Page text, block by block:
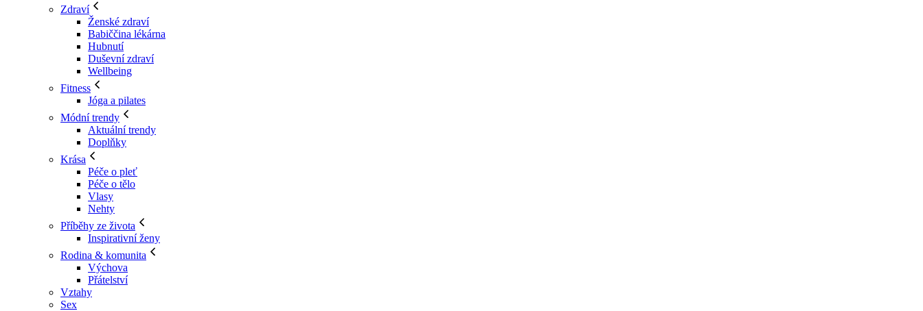
Zdraví
Ženské zdraví
Babiččina lékárna
Hubnutí
Duševní zdraví
Wellbeing
Fitness
Jóga a pilates
Módní trendy
Aktuální trendy
Doplňky
Krása
Péče o pleť
Péče o tělo
Vlasy
Nehty
Příběhy ze života
Inspirativní ženy
Rodina & komunita
Výchova
Přátelství
Vztahy
Sex